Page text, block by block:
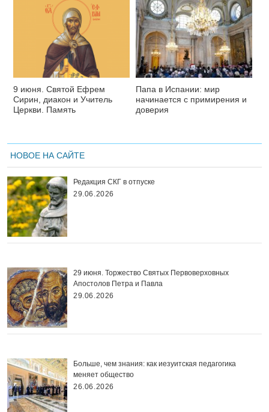
9 июня. Святой Ефрем
Сирин, диакон и Учитель
Церкви. Память
Папа в Испании: мир
начинается с примирения и
доверия
НОВОЕ НА САЙТЕ
Редакция СКГ в отпуске
29.06.2026
29 июня. Торжество Святых Первоверховных
Апостолов Петра и Павла
29.06.2026
Больше, чем знания: как иезуитская педагогика
меняет общество
26.06.2026